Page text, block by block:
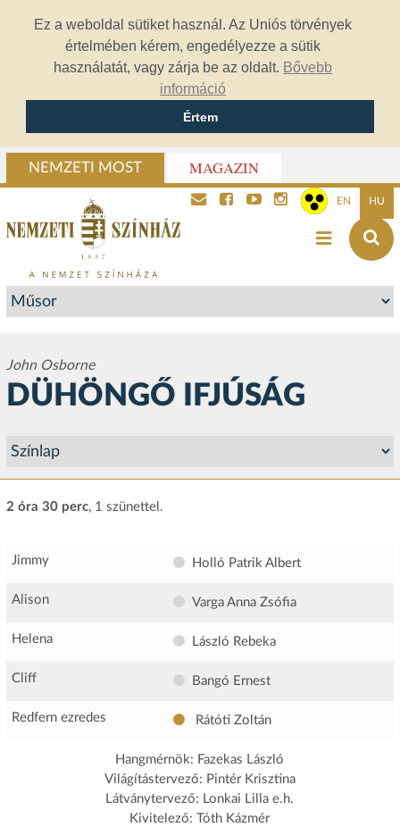
Ez a weboldal sütiket használ. Az Uniós törvények
értelmében kérem, engedélyezze a sütik
használatát, vagy zárja be az oldalt. Bővebb
információ
Értem
NEMZETI MOST MAGAZIN
EN HU
John Osborne
DÜHÖNGŐ IFJÚSÁG
2 óra 30 perc, 1 szünettel.
Jimmy Holló Patrik Albert
Alison Varga Anna Zsófia
Helena László Rebeka
Cliff Bangó Ernest
Redfern ezredes Rátóti Zoltán
Hangmérnök: Fazekas László
Világítástervező: Pintér Krisztina
Látványtervező: Lonkai Lilla e.h.
Kivitelező: Tóth Kázmér